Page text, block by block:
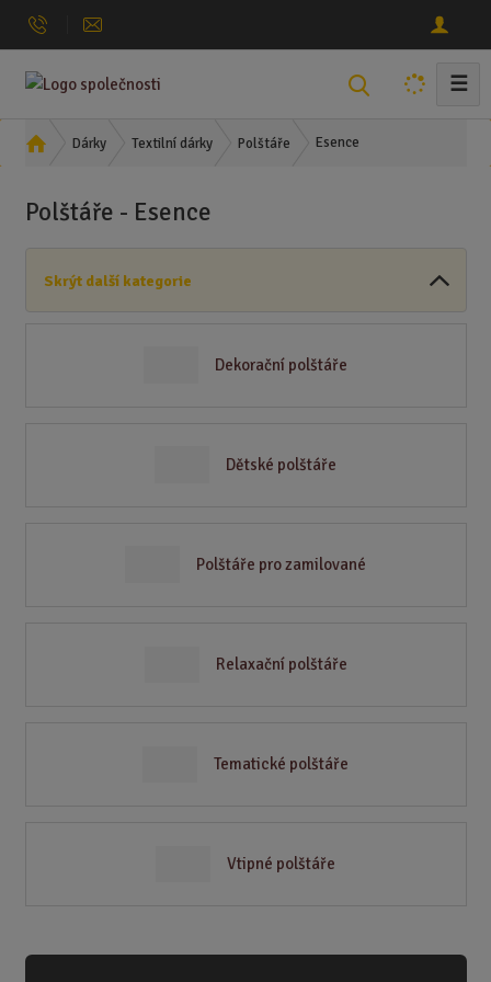
☰
Ú
d
s
Dárky Textilní dárky Polštáře Esence
Polštáře - Esence
Skrýt další kategorie
Dekorační polštáře
Dětské polštáře
Polštáře pro zamilované
Relaxační polštáře
Tematické polštáře
Vtipné polštáře